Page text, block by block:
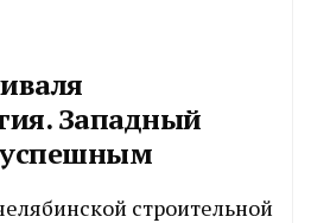
Западный
успешным
строительной